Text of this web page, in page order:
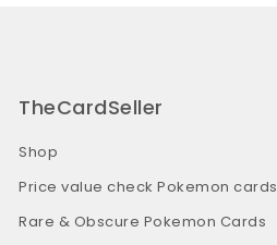
TheCardSeller
Shop
Price value check Pokemon cards
Rare & Obscure Pokemon Cards